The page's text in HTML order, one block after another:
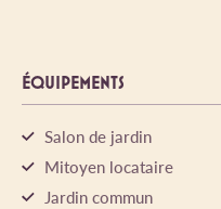
ÉQUIPEMENTS
Salon de jardin
Mitoyen locataire
Jardin commun